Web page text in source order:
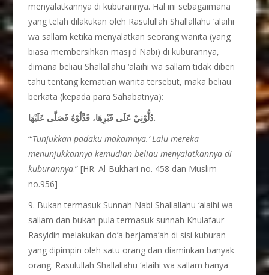
menyalatkannya di kuburannya. Hal ini sebagaimana
yang telah dilakukan oleh Rasulullah Shallallahu ‘alaihi
wa sallam ketika menyalatkan seorang wanita (yang
biasa membersihkan masjid Nabi) di kuburannya,
dimana beliau Shallallahu ‘alaihi wa sallam tidak diberi
tahu tentang kematian wanita tersebut, maka beliau
berkata (kepada para Sahabatnya):
دُلُّوْنِيْ عَلَى قَبْرِهَا، فَدَّلُوْهُ فَصَلَّى عَلَيْهَا.
“‘Tunjukkan padaku makamnya.’ Lalu mereka
menunjukkannya kemudian beliau menyalatkannya di
kuburannya.” [HR. Al-Bukhari no. 458 dan Muslim
no.956]
9. Bukan termasuk Sunnah Nabi Shallallahu ‘alaihi wa
sallam dan bukan pula termasuk sunnah Khulafaur
Rasyidin melakukan do’a berjama’ah di sisi kuburan
yang dipimpin oleh satu orang dan diaminkan banyak
orang. Rasulullah Shallallahu ‘alaihi wa sallam hanya